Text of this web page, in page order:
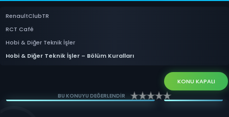
RenaultClubTR
RCT Café
Hobi & Diğer Teknik İşler
Hobi & Diğer Teknik İşler – Bölüm Kuralları
KONU KAPALI
BU KONUYU DEĞERLENDİR